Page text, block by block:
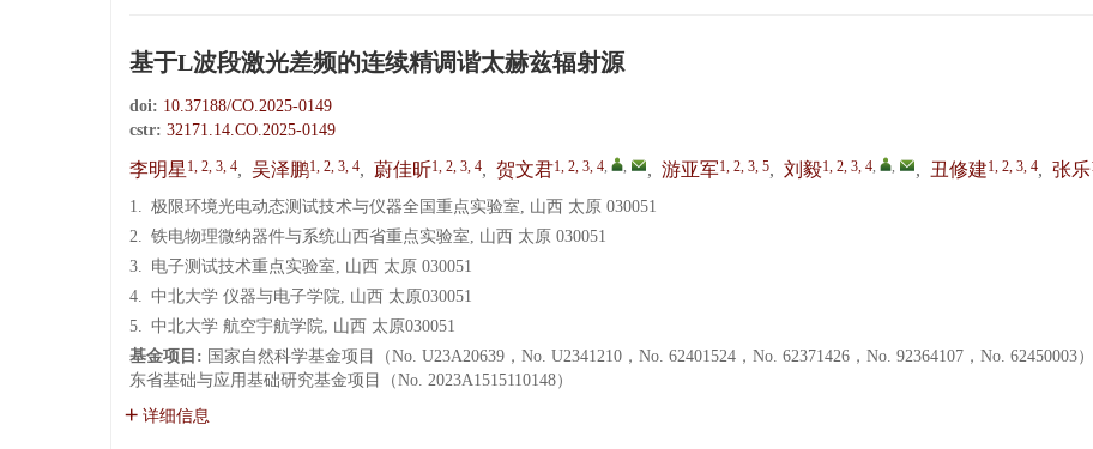
基于L波段激光差频的连续精调谐太赫兹辐射源
doi: 10.37188/CO.2025-0149
cstr: 32171.14.CO.2025-0149
李明星 1, 2, 3, 4, 吴泽鹏1, 2, 3, 4, 蔚佳昕1, 2, 3, 4, 贺文君1, 2, 3, 4, , , 游亚军1, 2, 3, 5, 刘毅1, 2, 3, 4, , , 丑修建1, 2, 3, 4, 张乐
1. 极限环境光电动态测试技术与仪器全国重点实验室, 山西 太原 030051
2. 铁电物理微纳器件与系统山西省重点实验室, 山西 太原 030051
3. 电子测试技术重点实验室, 山西 太原 030051
4. 中北大学 仪器与电子学院, 山西 太原030051
5. 中北大学 航空宇航学院, 山西 太原030051
基金项目: 国家自然科学基金项目（No. U23A20639，No. U2341210，No. 62401524，No. 62371426，No. 92364107，No. 62450003
东省基础与应用基础研究基金项目（No. 2023A1515110148）
详细信息